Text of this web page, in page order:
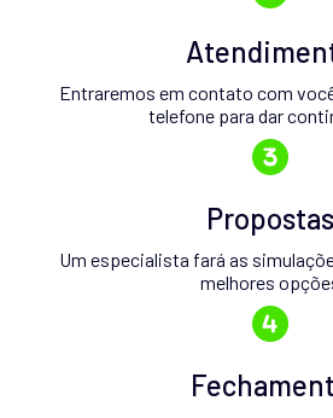
Entraremos em contato com
telefone para dar
Propostas
Um especialista fará as
melhores